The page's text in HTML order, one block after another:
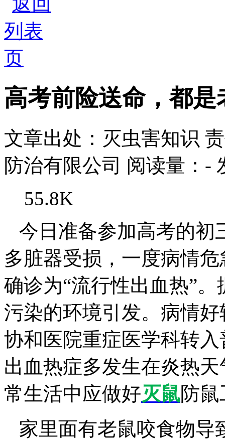
高考前险送命，都是
文章出处：灭虫害知识
防治有限公司 阅读量： -
55.8K
今日准备参加高考的初
多脏器受损，一度病情
确诊为“流行性出血热”
污染的环境引发。病情
协和医院重症医学科转
出血热症多发生在炎热
常生活中应做好灭鼠防
家里面有老鼠咬食物导